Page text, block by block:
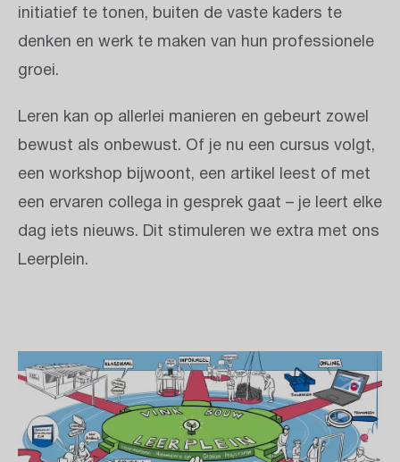
initiatief te tonen, buiten de vaste kaders te
denken en werk te maken van hun professionele
groei.
Leren kan op allerlei manieren en gebeurt zowel
bewust als onbewust. Of je nu een cursus volgt,
een workshop bijwoont, een artikel leest of met
een ervaren collega in gesprek gaat – je leert elke
dag iets nieuws. Dit stimuleren we extra met ons
Leerplein.